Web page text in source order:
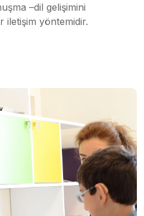
–dil gelişimini
iletişim yöntemidir.